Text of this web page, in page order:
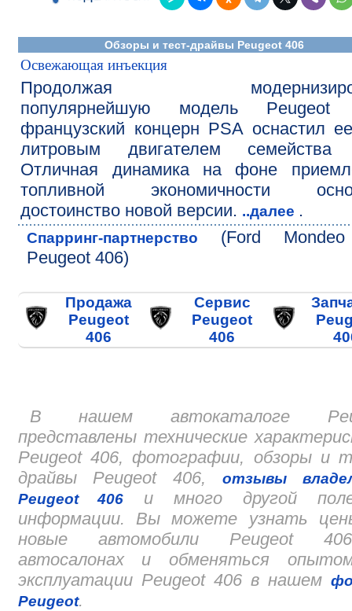
Обзоры и тест-драйвы Peugeot 406
Освежающая инъекция
Продолжая
популярнейшую модель Peugeot
французский концерн PSA оснастил
литровым двигателем семейства
Отличная динамика на фоне
топливной экономичности
достоинство новой версии. ..далее .
Спарринг-партнерство
(Ford
Peugeot 406)
Продажа
Peugeot
406
Сервис
Peugeot
406
В нашем автокаталоге
представлены технические
Peugeot 406, фотографии, обзоры и
драйвы Peugeot 406,
отзывы
Peugeot 406
и много другой
информации. Вы можете узнать
новые автомобили Peugeot
автосалонах и обменяться
эксплуатации Peugeot 406 в нашем
Peugeot.